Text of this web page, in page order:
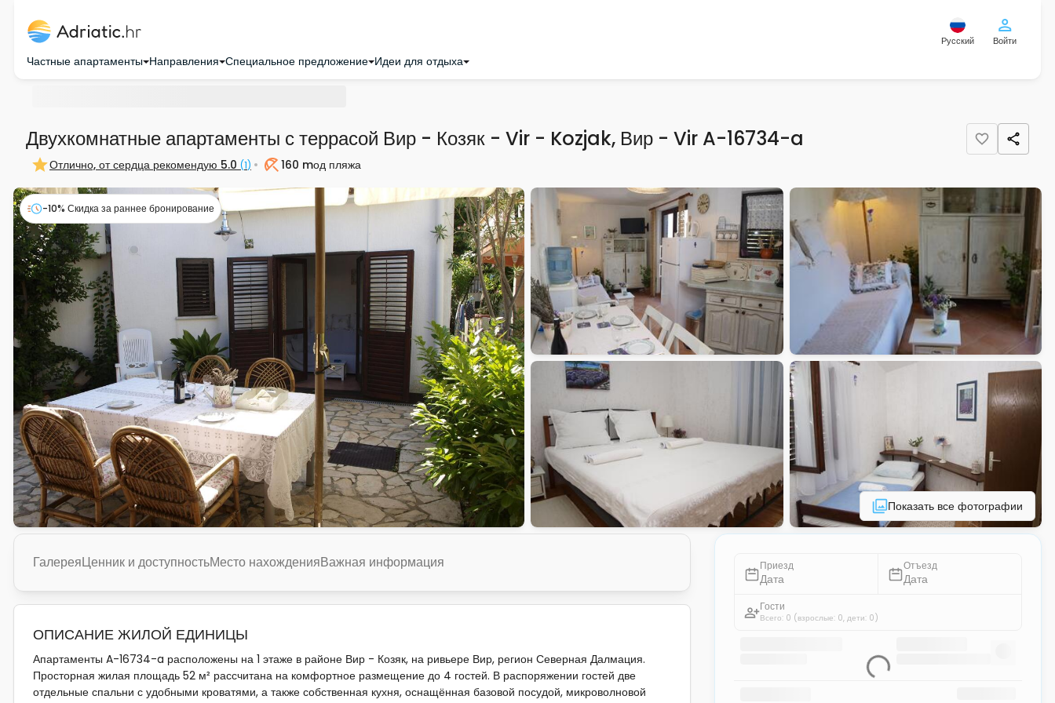
Русский Войти
Частные апартаменты Направления Специальное предложение Идеи для отдыха
Двухкомнатные апартаменты с террасой Вир - Козяк - Vir - Kozjak, Вир - Vir A-16734-a
Отлично, от сердца рекомендую 5.0 (1) Пляж160 mод пляжа
Показать все фотографии
-10% Скидка за раннее бронирование
ГалереяЦенник и доступностьМесто нахожденияВажная информация
ОПИСАНИЕ ЖИЛОЙ ЕДИНИЦЫ
Апартаменты A-16734-a расположены на 1 этаже в районе Вир - Козяк, на ривьере Вир, регион Северная Далмация.
Просторная жилая площадь 52 м² рассчитана на комфортное размещение до 4 гостей. В распоряжении гостей две
отдельные спальни с удобными кроватями, а также собственная кухня, оснащённая базовой посудой, микроволновой
Приезд
Дата
Отъезд
Дата
Гости
Всего: 0 (взрослые: 0, дети: 0)